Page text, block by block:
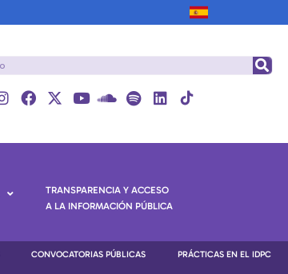
TRANSPARENCIA Y ACCESO
A LA INFORMACIÓN PÚBLICA
CONVOCATORIAS PÚBLICAS
PRÁCTICAS EN EL IDPC